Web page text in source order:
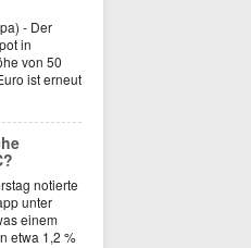
- Der
in
von 50
ist erneut
notierte
unter
einem
etwa 1,2 %